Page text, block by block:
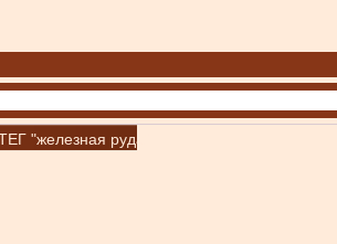
"железная руда"